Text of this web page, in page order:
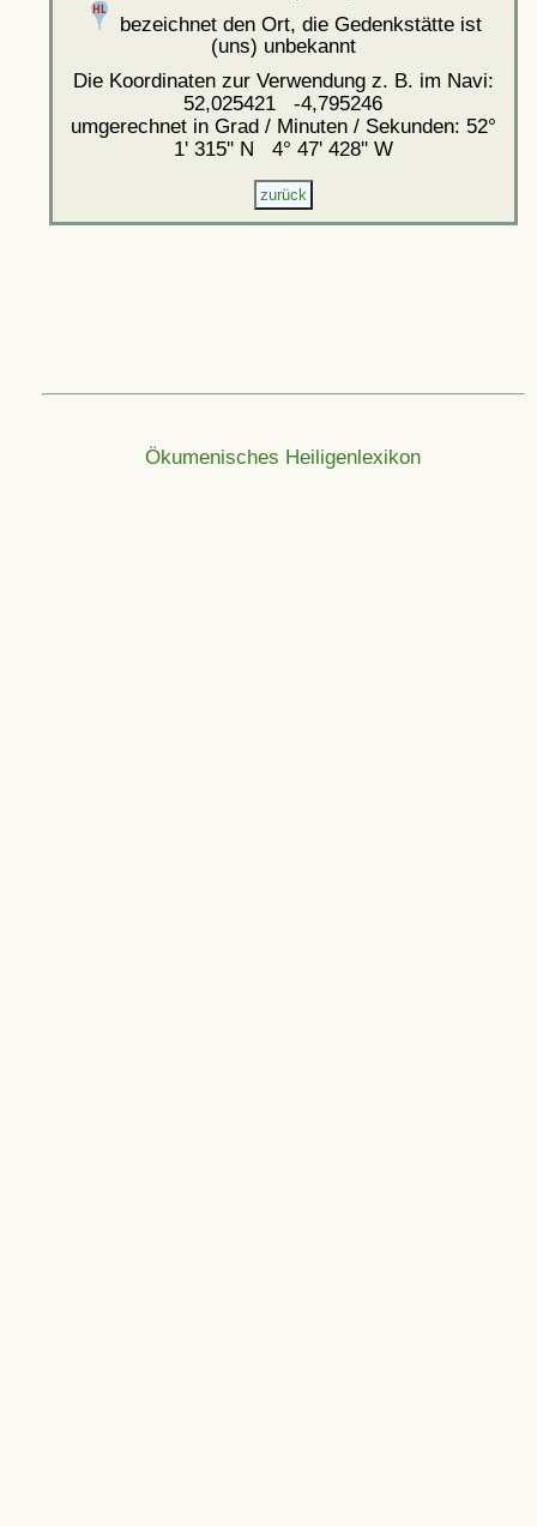
bezeichnet den Ort, die Gedenkstätte ist
(uns) unbekannt
Die Koordinaten zur Verwendung z. B. im Navi:
52,025421 -4,795246
umgerechnet in Grad / Minuten / Sekunden: 52°
1' 315'' N 4° 47' 428'' W
Ökumenisches Heiligenlexikon